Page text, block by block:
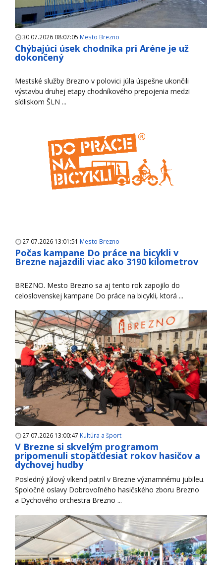
30.07.2026 08:07:05 Mesto Brezno
Chýbajúci úsek chodníka pri Aréne je už
dokončený
Mestské služby Brezno v polovici júla úspešne ukončili
výstavbu druhej etapy chodníkového prepojenia medzi
sídliskom ŠLN ...
27.07.2026 13:01:51 Mesto Brezno
Počas kampane Do práce na bicykli v
Brezne najazdili viac ako 3190 kilometrov
BREZNO. Mesto Brezno sa aj tento rok zapojilo do
celoslovenskej kampane Do práce na bicykli, ktorá ...
27.07.2026 13:00:47 Kultúra a šport
V Brezne si skvelým programom
pripomenuli stopäťdesiat rokov hasičov a
dychovej hudby
Posledný júlový víkend patril v Brezne významnému jubileu.
Spoločné oslavy Dobrovoľného hasičského zboru Brezno
a Dychového orchestra Brezno ...